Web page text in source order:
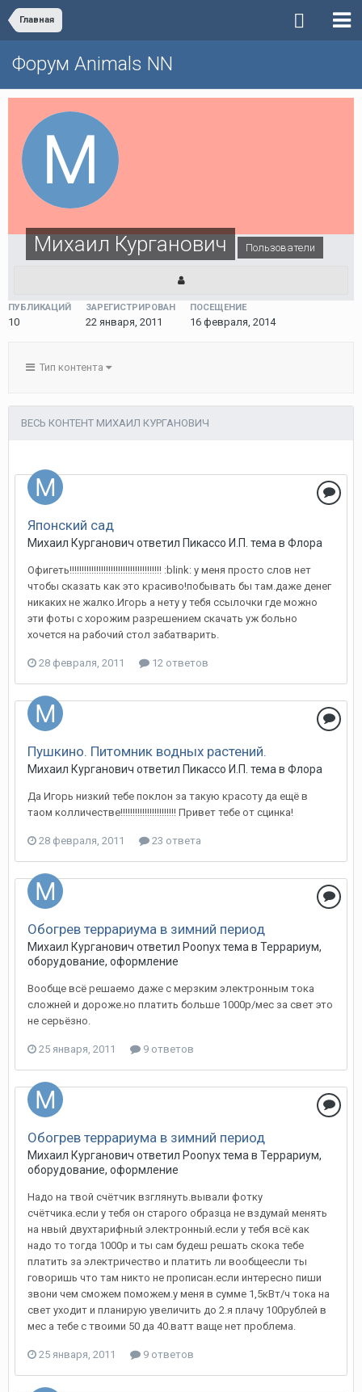
Главная
Форум Animals NN
Михаил Курганович Пользователи
ПУБЛИКАЦИЙ
10
ЗАРЕГИСТРИРОВАН
22 января, 2011
ПОСЕЩЕНИЕ
16 февраля, 2014
Тип контента
ВЕСЬ КОНТЕНТ МИХАИЛ КУРГАНОВИЧ
Японский сад
Михаил Курганович ответил Пикассо И.П. тема в Флора
Офигеть!!!!!!!!!!!!!!!!!!!!!!!!!!!!!!!!!!!!!! :blink: у меня просто слов нет
чтобы сказать как это красиво!побывать бы там.даже денег
никаких не жалко.Игорь а нету у тебя ссылочки где можно
эти фоты с хорожим разрешением скачать уж больно
хочется на рабочий стол забатварить.
28 февраля, 2011 12 ответов
Пушкино. Питомник водных растений.
Михаил Курганович ответил Пикассо И.П. тема в Флора
Да Игорь низкий тебе поклон за такую красоту да ещё в
таом колличестве!!!!!!!!!!!!!!!!!!!!!!! Привет тебе от сцинка!
28 февраля, 2011 23 ответа
Обогрев террариума в зимний период
Михаил Курганович ответил Poonyxтема в Террариум,
оборудование, оформление
Вообще всё решаемо даже с мерзким электронным тока
сложней и дороже.но платить больше 1000р/мес за свет это
не серьёзно.
25 января, 2011 9 ответов
Обогрев террариума в зимний период
Михаил Курганович ответил Poonyxтема в Террариум,
оборудование, оформление
Надо на твой счётчик взглянуть.вывали фотку
счётчика.если у тебя он старого образца не вздумай менять
на нвый двухтарифный электронный.если у тебя всё как
надо то тогда 1000р и ты сам будеш решать скока тебе
платить за электричество и платить ли вообщеесли ты
говоришь что там никто не прописан.если интересно пиши
звони чем сможем поможем.у меня в сумме 1,5кВт/ч тока на
свет уходит и планирую увеличить до 2.я плачу 100рублей в
мес а тебе с твоими 50 да 40.ватт ваще нет проблема.
25 января, 2011 9 ответов